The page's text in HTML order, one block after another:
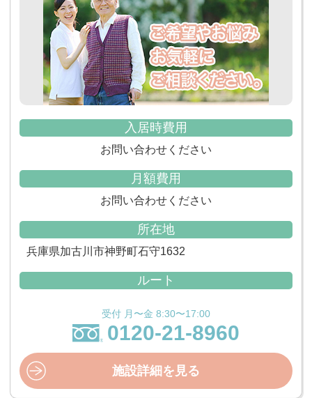
入居時費用
お問い合わせください
月額費用
お問い合わせください
所在地
兵庫県加古川市神野町石守1632
ルート
受付 月〜金 8:30〜17:00
0120-21-8960
施設詳細を見る